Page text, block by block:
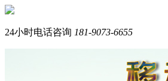
24小时电话咨询 181-9073-6655
我是在线产品顾问，请问您需要什么产品？